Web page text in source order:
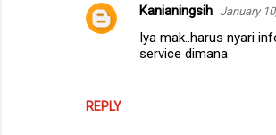
REPLY
Kanianingsih January
Iya mak..harus nyari
service dimana